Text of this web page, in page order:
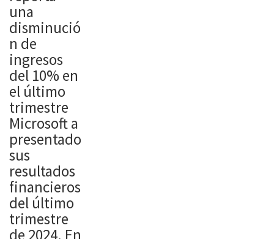
GAMES
SURVIVAL
HORROR
SWITCH
XBOX
He de
confesar
que
siempre he
sido un
nostálgico
de los
juegos que
en los 90
bautizamo
una
disminució
n de
ingresos
del 10% en
el último
trimestre
Microsoft a
presentado
sus
resultados
financieros
del último
trimestre
de 2024. En